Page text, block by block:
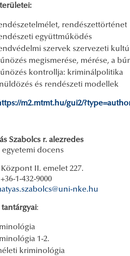
rendészettörténet
együttműködés
szervek szervezeti
megismerése, mérése, a
kontrollja: kriminálpolitika
és rendészeti modellek
m2.mtmt.hu/gui2/
Szabolcs r. alezredes
egyetemi docens
II. emelet 227.
1-432-9000
nke.hu
:
1-2.
kriminológia